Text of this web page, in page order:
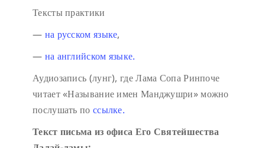
Тексты практики
— на русском языке,
— на английском языке.
Аудиозапись (лунг), где Лама Сопа Ринпоче
читает «Называние имен Манджушри» можно
послушать по ссылке.
Текст письма из офиса Его Святейшества